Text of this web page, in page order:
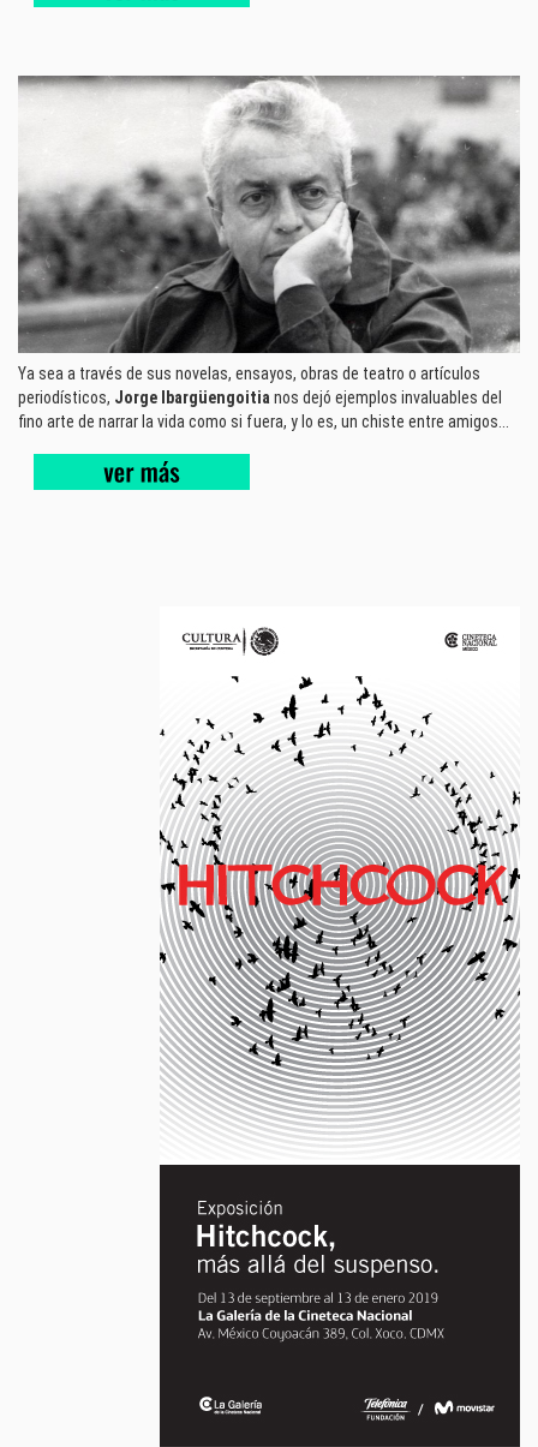
Ya sea a través de sus novelas, ensayos, obras de teatro o artículos
periodísticos, Jorge Ibargüengoitia nos dejó ejemplos invaluables del
fino arte de narrar la vida como si fuera, y lo es, un chiste entre amigos...